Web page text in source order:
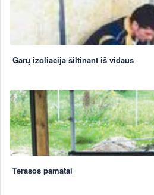
Garų izoliacija šiltinant iš vidaus
Terasos pamatai